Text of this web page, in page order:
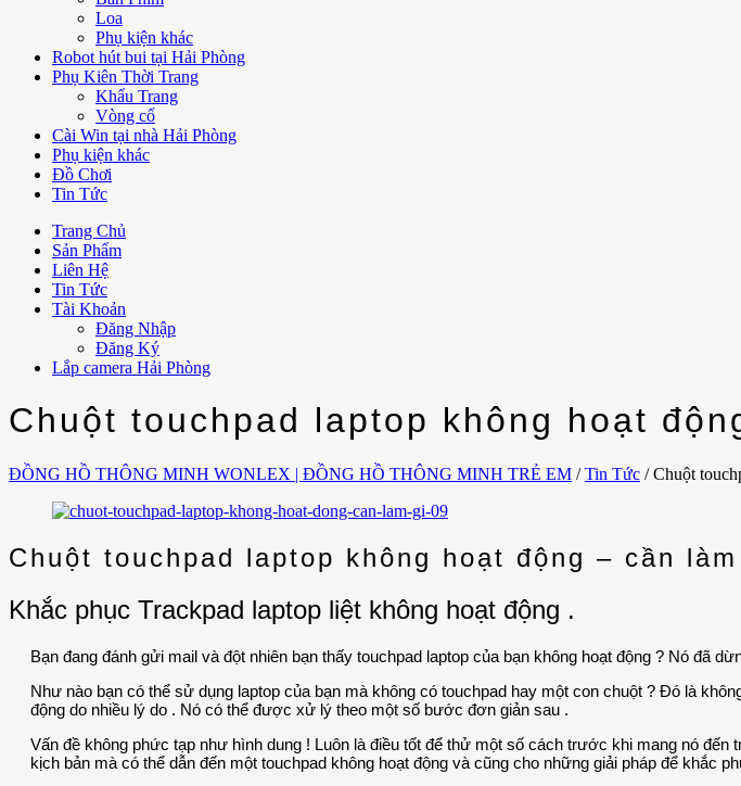
Loa
Phụ kiện khác
Robot hút bui tại Hải Phòng
Phụ Kiên Thời Trang
Khẩu Trang
Vòng cổ
Cài Win tại nhà Hải Phòng
Phụ kiện khác
Đồ Chơi
Tin Tức
Trang Chủ
Sản Phẩm
Liên Hệ
Tin Tức
Tài Khoản
Đăng Nhập
Đăng Ký
Lắp camera Hải Phòng
Chuột touchpad laptop không hoạt
ĐỒNG HỒ THÔNG MINH WONLEX | ĐỒNG HỒ THÔNG MINH TRẺ EM / Tin Tức / Chuột
Chuột touchpad laptop không hoạt động – cần
Khắc phục Trackpad laptop liệt không hoạt động .
Bạn đang đánh gửi mail và đột nhiên bạn thấy touchpad laptop của bạn không hoạt động ? Nó đã
Như nào bạn có thể sử dụng laptop của bạn mà không có touchpad hay một con chuột ? Đó là
động do nhiều lý do . Nó có thể được xử lý theo một số bước đơn giản sau .
Vấn đề không phức tạp như hình dung ! Luôn là điều tốt để thử một số cách trước khi mang nó
kịch bản mà có thể dẫn đến một touchpad không hoạt động và cũng cho những giải pháp để khắc